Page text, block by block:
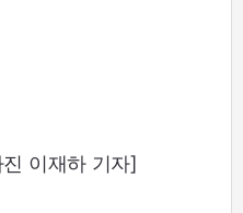
이재하 기자]